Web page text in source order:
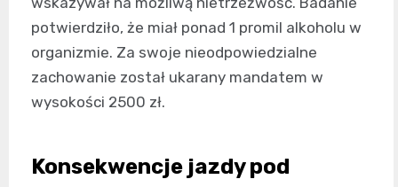
potwierdziło, że miał ponad 1 promil alkoholu w
organizmie. Za swoje nieodpowiedzialne
zachowanie został ukarany mandatem w
wysokości 2500 zł.
Konsekwencje jazdy pod